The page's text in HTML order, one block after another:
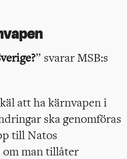
” svarar MSB:s
att ha kärnvapen i
ska genomföras
till Natos
om man tillåter